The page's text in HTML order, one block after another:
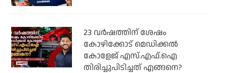
23 വർഷത്തിന് ശേഷം
കോഴിക്കോട് മെഡിക്കൽ
കോളേജ് എസ്.എഫ്.ഐ
തിരിച്ചുപിടിച്ചത് എങ്ങനെ?